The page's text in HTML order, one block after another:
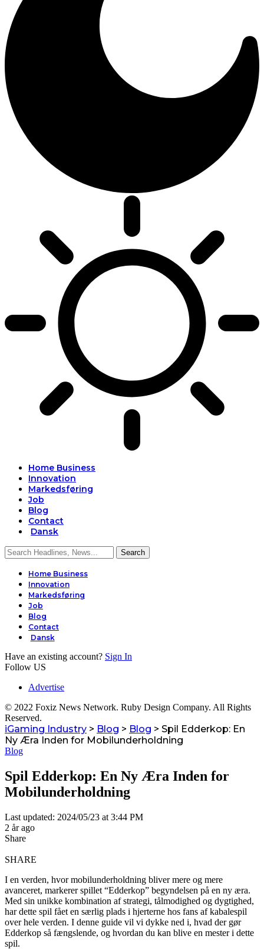
Home Business
Innovation
Markedsføring
Job
Blog
Contact
Dansk
Home Business
Innovation
Markedsføring
Job
Blog
Contact
Dansk
Have an existing account? Sign In
Follow US
Advertise
© 2022 Foxiz News Network. Ruby Design Company. All Rights
Reserved.
iGaming Industry > Blog > Blog > Spil Edderkop: En
Ny Æra Inden for Mobilunderholdning
Blog
Spil Edderkop: En Ny Æra Inden for
Mobilunderholdning
Last updated: 2024/05/23 at 3:44 PM
2 år ago
Share
SHARE
I en verden, hvor mobilunderholdning bliver mere og mere
avanceret, markerer spillet “Edderkop” begyndelsen på en ny æra.
Med sin unikke kombination af strategi, tålmodighed og dygtighed,
har dette spil fået en særlig plads i hjerterne hos fans af kabalespil
over hele verden. I denne guide vil vi dykke ned i, hvad der gør
Edderkop så fængslende, og hvordan du kan blive en mester i dette
spil.